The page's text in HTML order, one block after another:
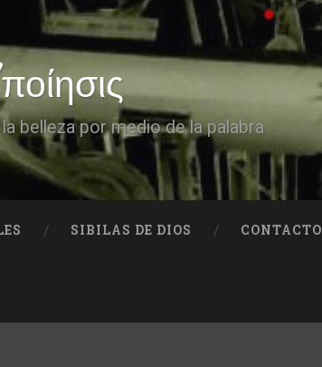
belleza por medio de la palabra
SIBILAS DE DIOS CONTACTO